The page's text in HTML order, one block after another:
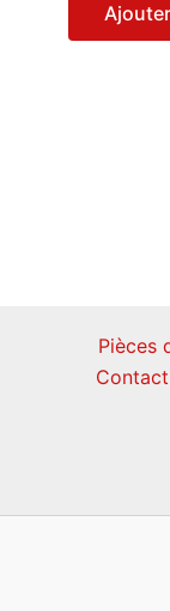
Pièces
Contact